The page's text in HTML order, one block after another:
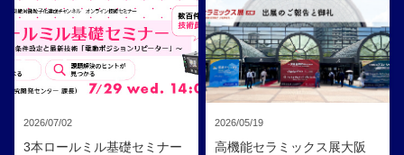
2026/07/02
3本ロールミル基礎セミナー
2026/05/19
高機能セラミックス展大阪